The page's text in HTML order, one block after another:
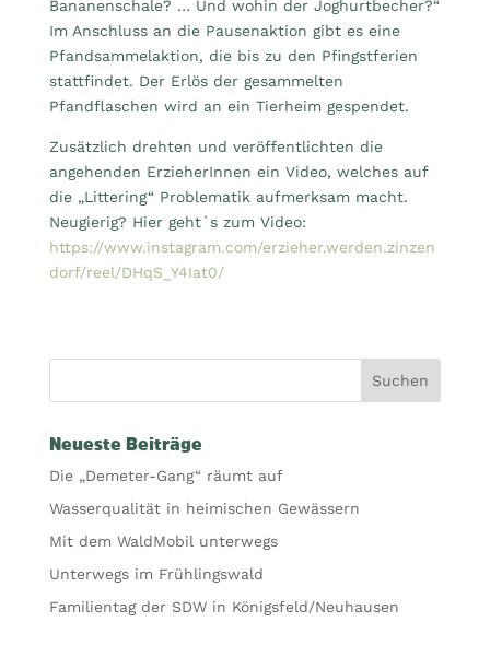
Bananenschale? … Und wohin der Joghurtbecher?“
Im Anschluss an die Pausenaktion gibt es eine
Pfandsammelaktion, die bis zu den Pfingstferien
stattfindet. Der Erlös der gesammelten
Pfandflaschen wird an ein Tierheim gespendet.
Zusätzlich drehten und veröffentlichten die
angehenden ErzieherInnen ein Video, welches auf
die „Littering“ Problematik aufmerksam macht.
Neugierig? Hier geht´s zum Video:
https://www.instagram.com/erzieher.werden.zinzen
dorf/reel/DHqS_Y4Iat0/
Neueste Beiträge
Die „Demeter-Gang“ räumt auf
Wasserqualität in heimischen Gewässern
Mit dem WaldMobil unterwegs
Unterwegs im Frühlingswald
Familientag der SDW in Königsfeld/Neuhausen